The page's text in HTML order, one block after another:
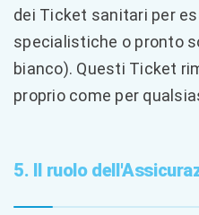
dei Ticket sanitari per
specialistiche o pronto
bianco). Questi Ticket
proprio come per
5. Il ruolo